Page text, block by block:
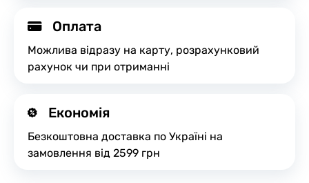
Оплата
Можлива відразу на карту, розрахунковий
рахунок чи при отриманні
Економія
Безкоштовна доставка по Україні на
замовлення від 2599 грн